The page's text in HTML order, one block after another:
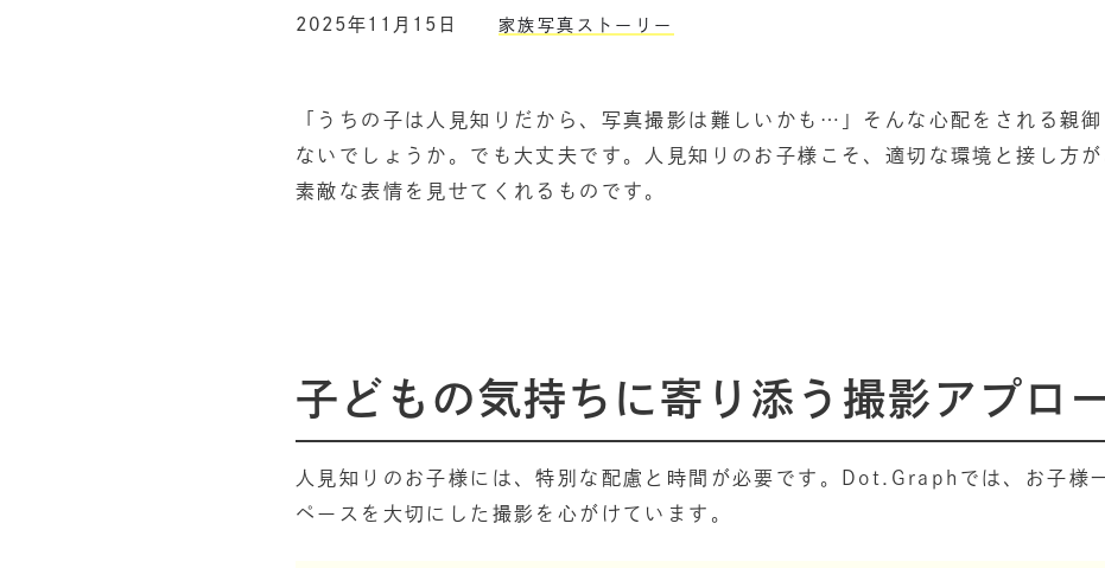
2025年11月15日 家族写真ストーリー
「うちの子は人見知りだから、写真撮影は難しいかも…」そんな心配をされる親
ないでしょうか。でも大丈夫です。人見知りのお子様こそ、適切な環境と接し方が
素敵な表情を見せてくれるものです。
子どもの気持ちに寄り添う撮影アプロ
人見知りのお子様には、特別な配慮と時間が必要です。Dot.Graphでは、お子様
ペースを大切にした撮影を心がけています。